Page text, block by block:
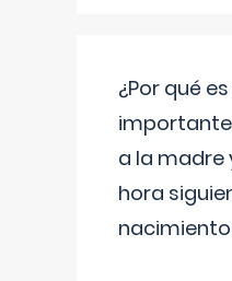
¿Por qué
a la madre
hora